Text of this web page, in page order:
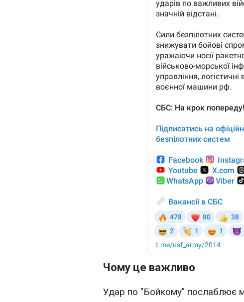
Чому це важливо
Удар по "Бойкому" послаблює